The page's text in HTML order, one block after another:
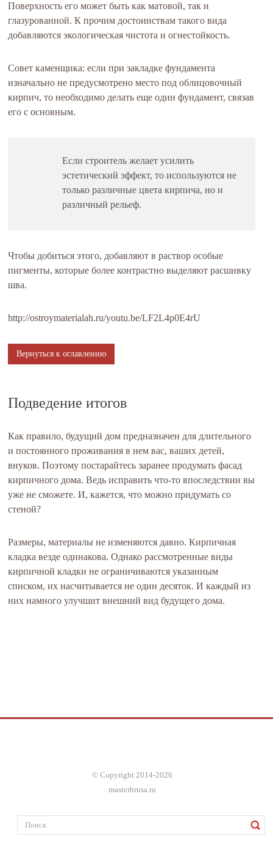
Поверхность его может быть как матовой, так и
глазурованной. К прочим достоинствам такого вида
добавляются экологическая чистота и огнестойкость.
Совет каменщика: если при закладке фундамента
изначально не предусмотрено место под облицовочный
кирпич, то необходимо делать еще один фундамент, связав
его с основным.
Если строитель желает усилить
эстетический эффект, то используются не
только различные цвета кирпича, но и
различный рельеф.
Чтобы добиться этого, добавляют в раствор особые
пигменты, которые более контрастно выделяют расшивку
шва.
http://ostroymaterialah.ru/youtu.be/LF2L4p0E4rU
Вернуться к оглавлению
Подведение итогов
Как правило, будущий дом предназначен для длительного
и постоянного проживания в нем вас, ваших детей,
внуков. Поэтому постарайтесь заранее продумать фасад
кирпичного дома. Ведь исправить что-то впоследствии вы
уже не сможете. И, кажется, что можно придумать со
стеной?
Размеры, материалы не изменяются давно. Кирпичная
кладка везде одинакова. Однако рассмотренные виды
кирпичной кладки не ограничиваются указанным
списком, их насчитывается не один десяток. И каждый из
них намного улучшит внешний вид будущего дома.
© Copyright 2014-2026
masterbrusa.ru